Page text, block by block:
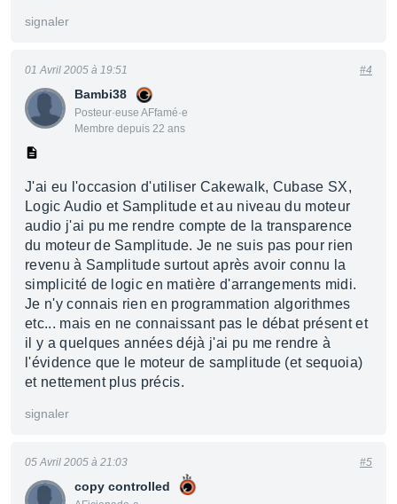
signaler
Bambi38
Posteur·euse AFfamé·e
Membre depuis 22 ans
01 Avril 2005 à 19:51 #4
J'ai eu l'occasion d'utiliser Cakewalk, Cubase SX,
Logic Audio et Samplitude et au niveau du moteur
audio j'ai pu me rendre compte de la transparence
du moteur de Samplitude. Je ne suis pas pour rien
revenu à Samplitude surtout après avoir connu la
simplicité de logic en matière d'arrangements midi.
Je n'y connais rien en programmation algorithmes
etc... mais en ne connaissant pas le débat présent et
il y a quelques années déjà j'ai pu me rendre à
l'évidence que le moteur de samplitude (et sequoia)
et nettement plus précis.
signaler
copy controlled
05 Avril 2005 à 21:03 #5